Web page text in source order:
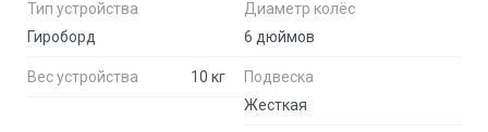
Тип устройства
Гироборд
Диаметр колёс
6 дюймов
Вес устройства 10 кг
Подвеска
Жесткая